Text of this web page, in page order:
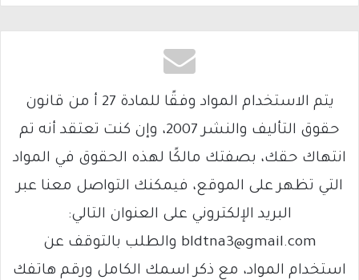
يتم الاستخدام المواد وفقًا للمادة 27 أ من قانون
حقوق التأليف والنشر 2007، وإن كنت تعتقد أنه تم
انتهاك حقك، بصفتك مالكًا لهذه الحقوق في المواد
التي تظهر على الموقع، فيمكنك التواصل معنا عبر
البريد الإلكتروني على العنوان التالي:
bldtna3@gmail.com والطلب بالتوقف عن
استخدام المواد، مع ذكر اسمك الكامل ورقم هاتفك